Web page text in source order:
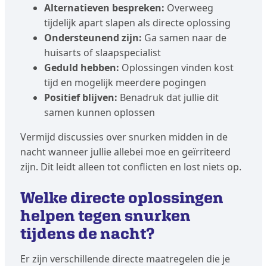
Alternatieven bespreken: Overweeg
tijdelijk apart slapen als directe oplossing
Ondersteunend zijn: Ga samen naar de
huisarts of slaapspecialist
Geduld hebben: Oplossingen vinden kost
tijd en mogelijk meerdere pogingen
Positief blijven: Benadruk dat jullie dit
samen kunnen oplossen
Vermijd discussies over snurken midden in de
nacht wanneer jullie allebei moe en geïrriteerd
zijn. Dit leidt alleen tot conflicten en lost niets op.
Welke directe oplossingen
helpen tegen snurken
tijdens de nacht?
Er zijn verschillende directe maatregelen die je